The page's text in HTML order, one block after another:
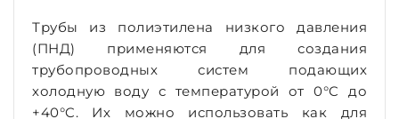
Трубы из полиэтилена низкого давления
(ПНД) применяются для создания
трубопроводных систем подающих
холодную воду с температурой от 0°C до
+40°C. Их можно использовать как для